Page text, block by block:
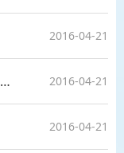
2016-04-21
2016-04-21
2016-04-21